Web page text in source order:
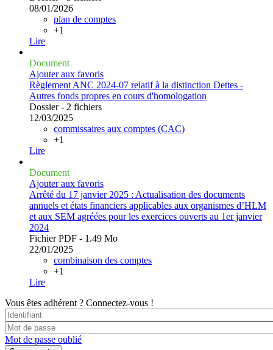
08/01/2026
plan de comptes
+1
Lire
Document
Ajouter aux favoris
Règlement ANC 2024-07 relatif à la distinction Dettes -
Autres fonds propres en cours d'homologation
Dossier - 2 fichiers
12/03/2025
commissaires aux comptes (CAC)
+1
Lire
Document
Ajouter aux favoris
Arrêté du 17 janvier 2025 : Actualisation des documents
annuels et états financiers applicables aux organismes d’HLM
et aux SEM agréées pour les exercices ouverts au 1er janvier
2024
Fichier PDF - 1.49 Mo
22/01/2025
combinaison des comptes
+1
Lire
Vous êtes adhérent ? Connectez-vous !
Mot de passe oublié